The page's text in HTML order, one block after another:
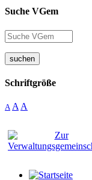
Suche VGem
suchen
Schriftgröße
A A A